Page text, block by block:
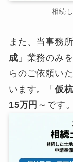
相続
また、当事務
成 」業務のみ
らのご依頼い
います。「 仮
15万円 ～です。